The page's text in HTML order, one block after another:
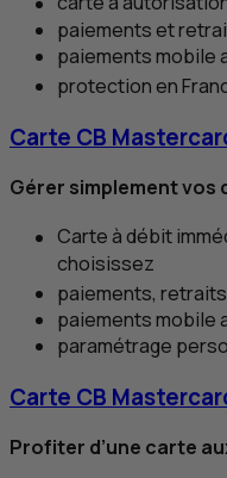
paiements et
paiements mobile
protection en
Carte CB
Gérer simplement vos
Carte à débit
choisissez
paiements,
paiements mobile
paramétrage
Carte CB
Profiter d’une carte